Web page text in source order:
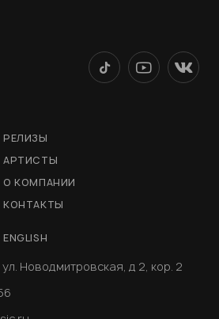
РЕЛИЗЫ
АРТИСТЫ
О КОМПАНИИ
КОНТАКТЫ
ENGLISH
Новодмитровская, д 2, кор. 2